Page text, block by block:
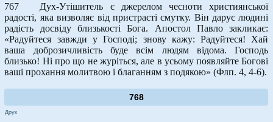
767 Дух-Утішитель є джерелом чесноти християнської
радості, яка визволяє від пристрасті смутку. Він дарує людині
радість досвіду близькості Бога. Апостол Павло закликає:
«Радуйтеся завжди у Господі; знову кажу: Радуйтеся! Хай
ваша доброзичливість буде всім людям відома. Господь
близько! Ні про що не журіться, але в усьому появляйте Богові
ваші прохання молитвою і благанням з подякою» (Флп. 4, 4-6).
768
Друк